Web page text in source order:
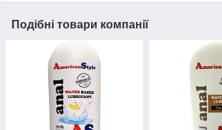
Подібні товари компанії